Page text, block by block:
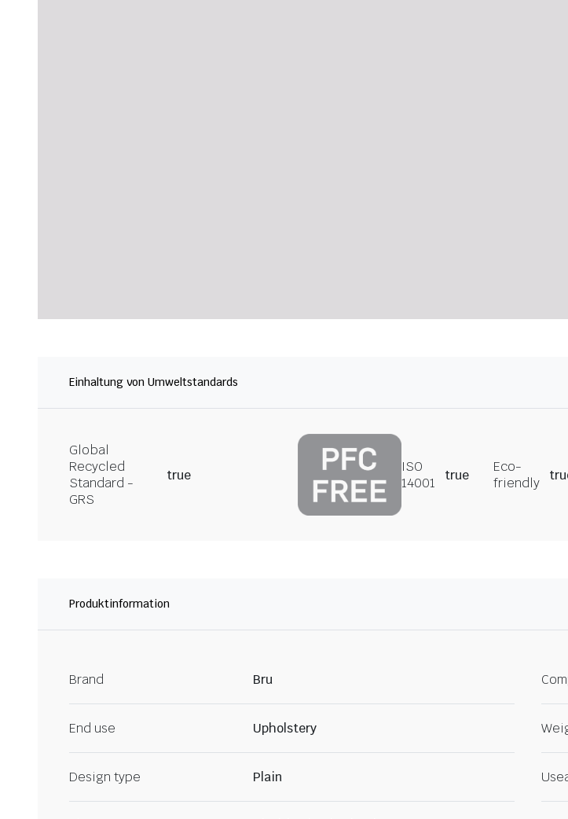
Einhaltung von Umweltstandards
Global
Recycled
Standard -
GRS
true
ISO
14001
true
Eco-
friendly
Produktinformation
Brand Bru
End use Upholstery
Design type Plain